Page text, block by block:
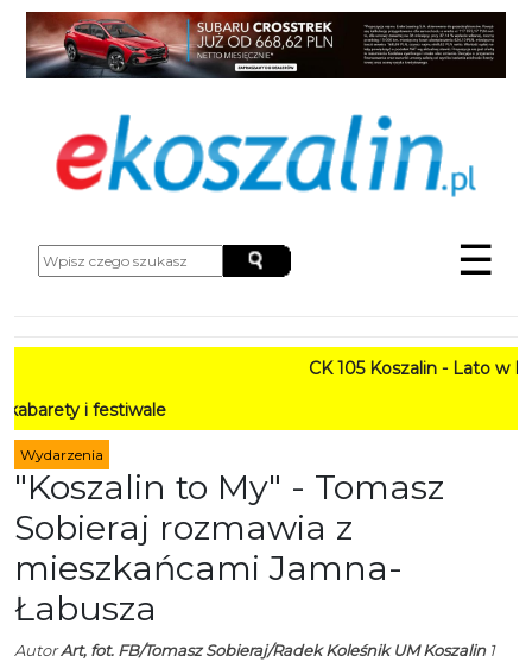
☰
CK 105 Koszalin - Lato w Mieście
Wydarzenia
"Koszalin to My" - Tomasz
Sobieraj rozmawia z
mieszkańcami Jamna-
Łabusza
AutorArt, fot. FB/Tomasz Sobieraj/Radek Koleśnik UM Koszalin1